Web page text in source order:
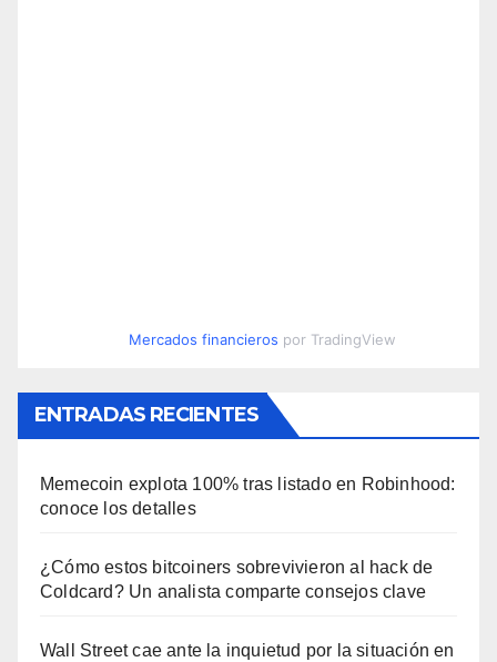
Mercados financieros por TradingView
ENTRADAS RECIENTES
Memecoin explota 100% tras listado en Robinhood:
conoce los detalles
¿Cómo estos bitcoiners sobrevivieron al hack de
Coldcard? Un analista comparte consejos clave
Wall Street cae ante la inquietud por la situación en